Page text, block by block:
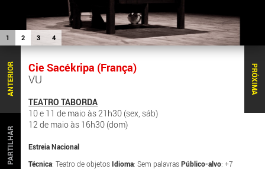
1 2 3 4
PRÓXIMA
ANTERIOR
PARTILHAR
Cie Sacékripa (França)
VU
TEATRO TABORDA
10 e 11 de maio às 21h30 (sex, sáb)
12 de maio às 16h30 (dom)
Estreia Nacional
Técnica: Teatro de objetos Idioma: Sem palavrasPúblico-alvo: +7